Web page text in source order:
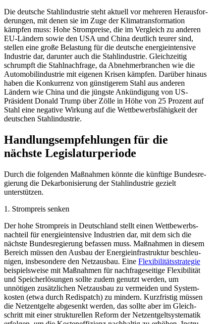
Die deutsche Stahl­in­dustrie steht aktuell vor mehreren Heraus­for­
de­rungen, mit denen sie im Zuge der Klima­trans­for­mation
kämpfen muss: Hohe Strom­preise, die im Vergleich zu anderen
EU-Ländern sowie den USA und China deutlich teurer sind,
stellen eine große Belastung für die deutsche energie­in­tensive
Industrie dar, darunter auch die Stahl­in­dustrie. Gleich­zeitig
schrumpft die Stahl­nach­frage, da Abneh­mer­branchen wie die
Automo­bil­in­dustrie mit eigenen Krisen kämpfen. Darüber hinaus
haben die Konkurrenz von günsti­gerem Stahl aus anderen
Ländern wie China und die jüngste Ankün­digung von US-
Präsident Donald Trump über Zölle in Höhe von 25 Prozent auf
Stahl eine negative Wirkung auf die Wettbe­werbs­fä­higkeit der
deutschen Stahlindustrie.
Handlungs­emp­feh­lungen für die
nächste Legislaturperiode
Durch die folgenden Maßnahmen könnte die künftige Bundes­re­
gierung die Dekar­bo­ni­sierung der Stahl­in­dustrie gezielt
unterstützen.
1. Strom­preis senken
Der hohe Strom­preis in Deutschland stellt einen Wettbe­werbs­
nachteil für energie­in­tensive Indus­trien dar, mit dem sich die
nächste Bundes­re­gierung befassen muss. Maßnahmen in diesem
Bereich müssen den Ausbau der Energie­infra­struktur beschleu­
nigen, insbe­sondere den Netzausbau. Eine Flexi­bi­li­täts­stra­tegie
beispiels­weise mit Maßnahmen für nachfra­ge­seitige Flexi­bi­lität
und Speicher­lö­sungen sollte zudem genutzt werden, um
unnötigen zusätz­lichen Netzausbau zu vermeiden und System­
kosten (etwa durch Redis­patch) zu mindern. Kurzfristig müssen
die Netzent­gelte abgesenkt werden, das sollte aber im Gleich­
schritt mit einer struk­tu­rellen Reform der Netzent­gelt­sys­te­matik